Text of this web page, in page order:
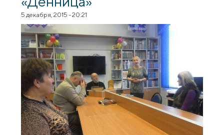
5 декабря, 2015 - 20:21